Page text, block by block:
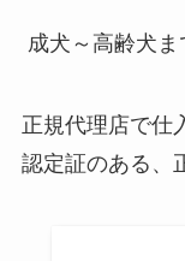
成犬～高齢犬ま
正規代理店で仕
認定証のある、